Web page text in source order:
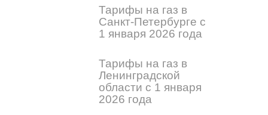
Тарифы на газ в
Санкт-Петербурге с
1 января 2026 года
Тарифы на газ в
Ленинградской
области с 1 января
2026 года